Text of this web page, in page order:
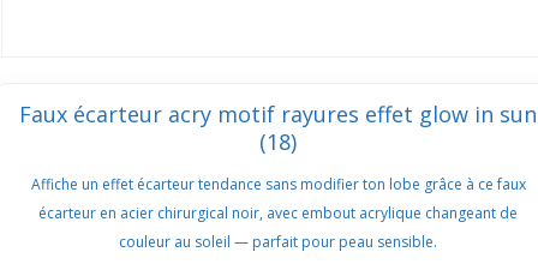
Faux écarteur acry motif rayures effet glow in sun
(18)
Affiche un effet écarteur tendance sans modifier ton lobe grâce à ce faux
écarteur en acier chirurgical noir, avec embout acrylique changeant de
couleur au soleil — parfait pour peau sensible.